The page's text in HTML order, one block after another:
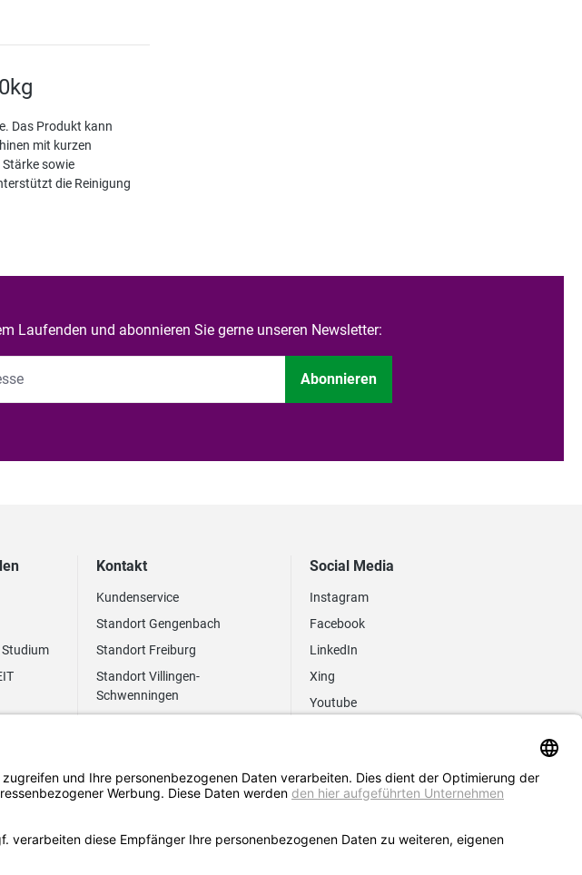
Das Produkt kann
mit kurzen
sowie
die Reinigung
Laufenden und abonnieren Sie gerne unseren Newsletter:
Abonnieren
Kontakt
Kundenservice
Standort Gengenbach
Standort Freiburg
Standort Villingen-
Schwenningen
Social Media
Instagram
Facebook
LinkedIn
Xing
Youtube